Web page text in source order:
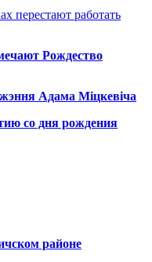
перестают работать
Рождество
Адама Міцкевіча
со дня рождения
районе